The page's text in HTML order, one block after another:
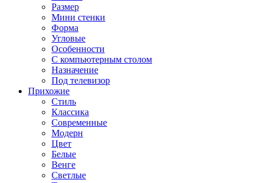
Размер
Мини стенки
Форма
Угловые
Особенности
С компьютерным столом
Назначение
Под телевизор
Прихожие
Стиль
Классика
Современные
Модерн
Цвет
Белые
Венге
Светлые